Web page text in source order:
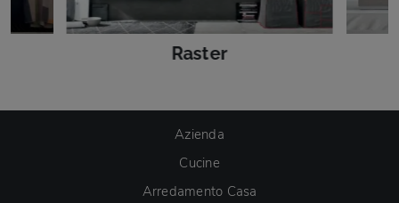
Raster
Azienda
Cucine
Arredamento Casa